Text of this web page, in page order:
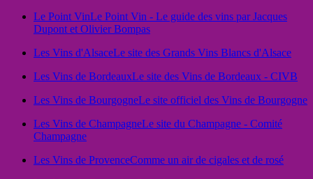
Le Point VinLe Point Vin - Le guide des vins par Jacques
Dupont et Olivier Bompas
Les Vins d'AlsaceLe site des Grands Vins Blancs d'Alsace
Les Vins de BordeauxLe site des Vins de Bordeaux - CIVB
Les Vins de BourgogneLe site officiel des Vins de Bourgogne
Les Vins de ChampagneLe site du Champagne - Comité
Champagne
Les Vins de ProvenceComme un air de cigales et de rosé